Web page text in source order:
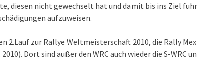
diesen nicht gewechselt hat und damit bis ins Ziel
aufzuweisen.
2.Lauf zur Rallye Weltmeisterschaft 2010, die Rally
Dort sind außer den WRC auch wieder die S-WRC